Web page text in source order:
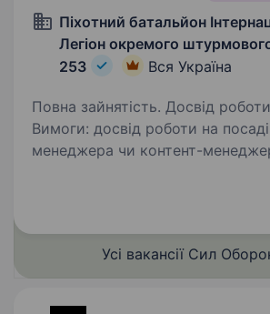
Піхотний батальйон
Легіон окремого
253
Вся Україна
Повна зайнятість. Досвід
Вимоги: досвід роботи на посаді SMM-
менеджера чи контент-менеджера.
років…
Усі вакансії Сил